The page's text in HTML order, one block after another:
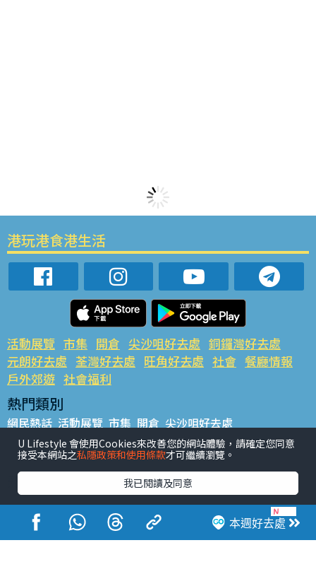
本週好去處
港玩港食港生活
活動展覽 市集 開倉 尖沙咀好去處 銅鑼灣好去處
元朗好去處 荃灣好去處 旺角好去處 社會 餐廳情報
戶外郊遊 社會福利
熱門類別
網民熱話 活動展覽 市集 開倉 尖沙咀好去處
銅鑼灣好去處 元朗好去處 荃灣好去處 旺角好去處 社會
餐廳情報 戶外郊遊
熱門標籤
#UGO搵好去處 #人氣活動推介 #美食社群熱話
#親子玩樂好去處
#ULifestyle應用程式
#限時搶
#UJetso禮物放送
#ULifestyle商戶中心 #著數 #網絡熱話
U Lifestyle 會使用Cookies來改善您的網站體驗，請確定您同意
接受本網站之私隱政策和使用條款才可繼續瀏覽。
我已閱讀及同意